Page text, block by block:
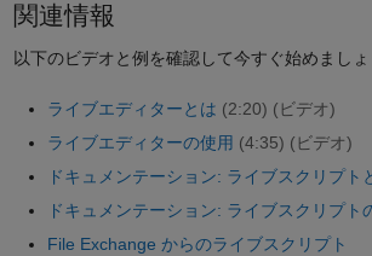
関連情報
以下のビデオと例を確認して今すぐ始めましょ
ライブエディターとは (2:20) (ビデオ)
ライブエディターの使用 (4:35) (ビデオ)
ドキュメンテーション: ライブスクリプト
ドキュメンテーション: ライブスクリプト
File Exchange からのライブスクリプト